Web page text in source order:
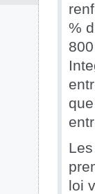
%
loi